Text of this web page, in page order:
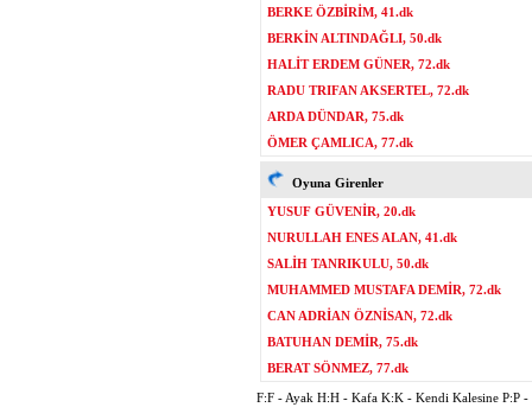
BERKE ÖZBİRİM, 41.dk
BERKİN ALTINDAĞLI, 50.dk
HALİT ERDEM GÜNER, 72.dk
RADU TRIFAN AKSERTEL, 72.dk
ARDA DÜNDAR, 75.dk
ÖMER ÇAMLICA, 77.dk
Oyuna Girenler
YUSUF GÜVENİR, 20.dk
NURULLAH ENES ALAN, 41.dk
SALİH TANRIKULU, 50.dk
MUHAMMED MUSTAFA DEMİR, 72.dk
CAN ADRİAN ÖZNİSAN, 72.dk
BATUHAN DEMİR, 75.dk
BERAT SÖNMEZ, 77.dk
F:F - Ayak H:H - Kafa K:K - Kendi Kalesine P:P -